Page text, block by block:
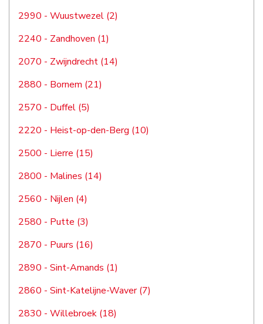
2990 - Wuustwezel (2)
2240 - Zandhoven (1)
2070 - Zwijndrecht (14)
2880 - Bornem (21)
2570 - Duffel (5)
2220 - Heist-op-den-Berg (10)
2500 - Lierre (15)
2800 - Malines (14)
2560 - Nijlen (4)
2580 - Putte (3)
2870 - Puurs (16)
2890 - Sint-Amands (1)
2860 - Sint-Katelijne-Waver (7)
2830 - Willebroek (18)